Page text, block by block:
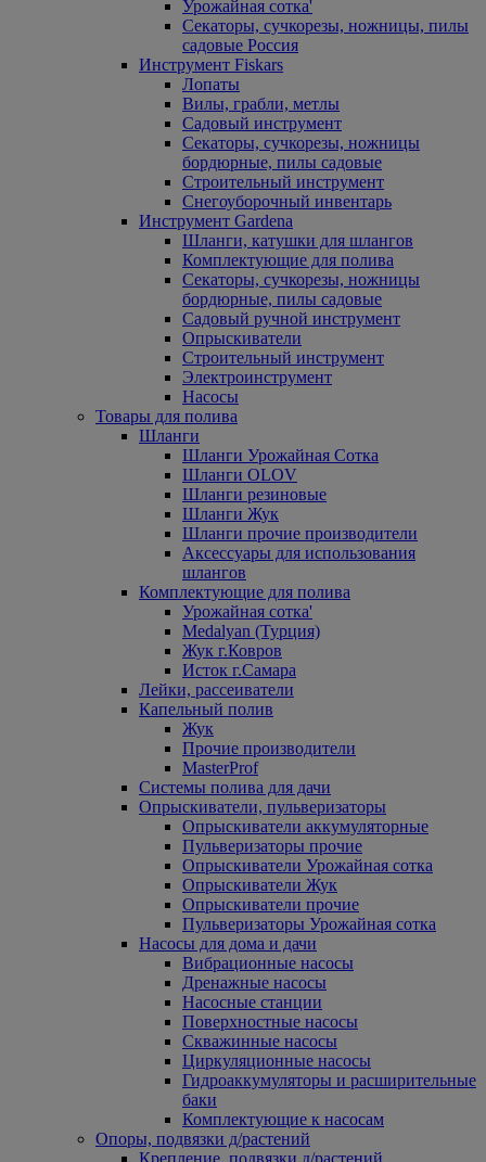
Урожайная сотка'
Секаторы, сучкорезы, ножницы, пилы
садовые Россия
Инструмент Fiskars
Лопаты
Вилы, грабли, метлы
Садовый инструмент
Секаторы, сучкорезы, ножницы
бордюрные, пилы садовые
Строительный инструмент
Снегоуборочный инвентарь
Инструмент Gardena
Шланги, катушки для шлангов
Комплектующие для полива
Секаторы, сучкорезы, ножницы
бордюрные, пилы садовые
Садовый ручной инструмент
Опрыскиватели
Строительный инструмент
Электроинструмент
Насосы
Товары для полива
Шланги
Шланги Урожайная Сотка
Шланги OLOV
Шланги резиновые
Шланги Жук
Шланги прочие производители
Аксессуары для использования
шлангов
Комплектующие для полива
Урожайная сотка'
Medalyan (Турция)
Жук г.Ковров
Исток г.Самара
Лейки, рассеиватели
Капельный полив
Жук
Прочие производители
MasterProf
Системы полива для дачи
Опрыскиватели, пульверизаторы
Опрыскиватели аккумуляторные
Пульверизаторы прочие
Опрыскиватели Урожайная сотка
Опрыскиватели Жук
Опрыскиватели прочие
Пульверизаторы Урожайная сотка
Насосы для дома и дачи
Вибрационные насосы
Дренажные насосы
Насосные станции
Поверхностные насосы
Скважинные насосы
Циркуляционные насосы
Гидроаккумуляторы и расширительные
баки
Комплектующие к насосам
Опоры, подвязки д/растений
Крепление, подвязки д/растений